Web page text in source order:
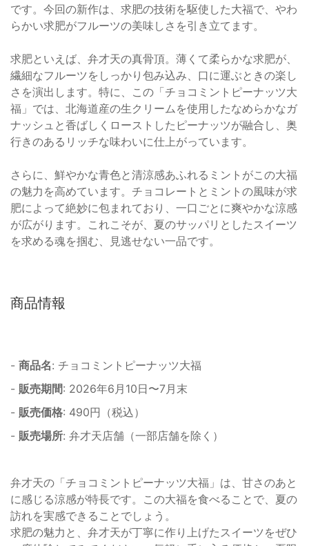
です。今回の新作は、求肥の技術を駆使した大福で、やわ
らかい求肥がフルーツの美味しさを引き立てます。
求肥といえば、弁才天の真骨頂。薄くて柔らかな求肥が、
繊細なフルーツをしっかり包み込み、口に運ぶときの楽し
さを演出します。特に、この「チョコミントピーナッツ大
福」では、北海道産の生クリームを使用したなめらかなガ
ナッシュと香ばしくローストしたピーナッツが融合し、奥
行きのあるリッチな味わいに仕上がっています。
さらに、鮮やかな青色と清涼感あふれるミントがこの大福
の魅力を高めています。チョコレートとミントの風味が求
肥によって絶妙に包まれており、一口ごとに爽やかな涼感
が広がります。これこそが、夏のサッパリとしたスイーツ
を求める魂を掴む、見逃せない一品です。
商品情報
- 商品名: チョコミントピーナッツ大福
- 販売期間: 2026年6月10日〜7月末
- 販売価格: 490円（税込）
- 販売場所: 弁才天店舗（一部店舗を除く）
弁才天の「チョコミントピーナッツ大福」は、甘さのあと
に感じる涼感が特長です。この大福を食べることで、夏の
訪れを実感できることでしょう。
求肥の魅力と、弁才天が丁寧に作り上げたスイーツをぜひ